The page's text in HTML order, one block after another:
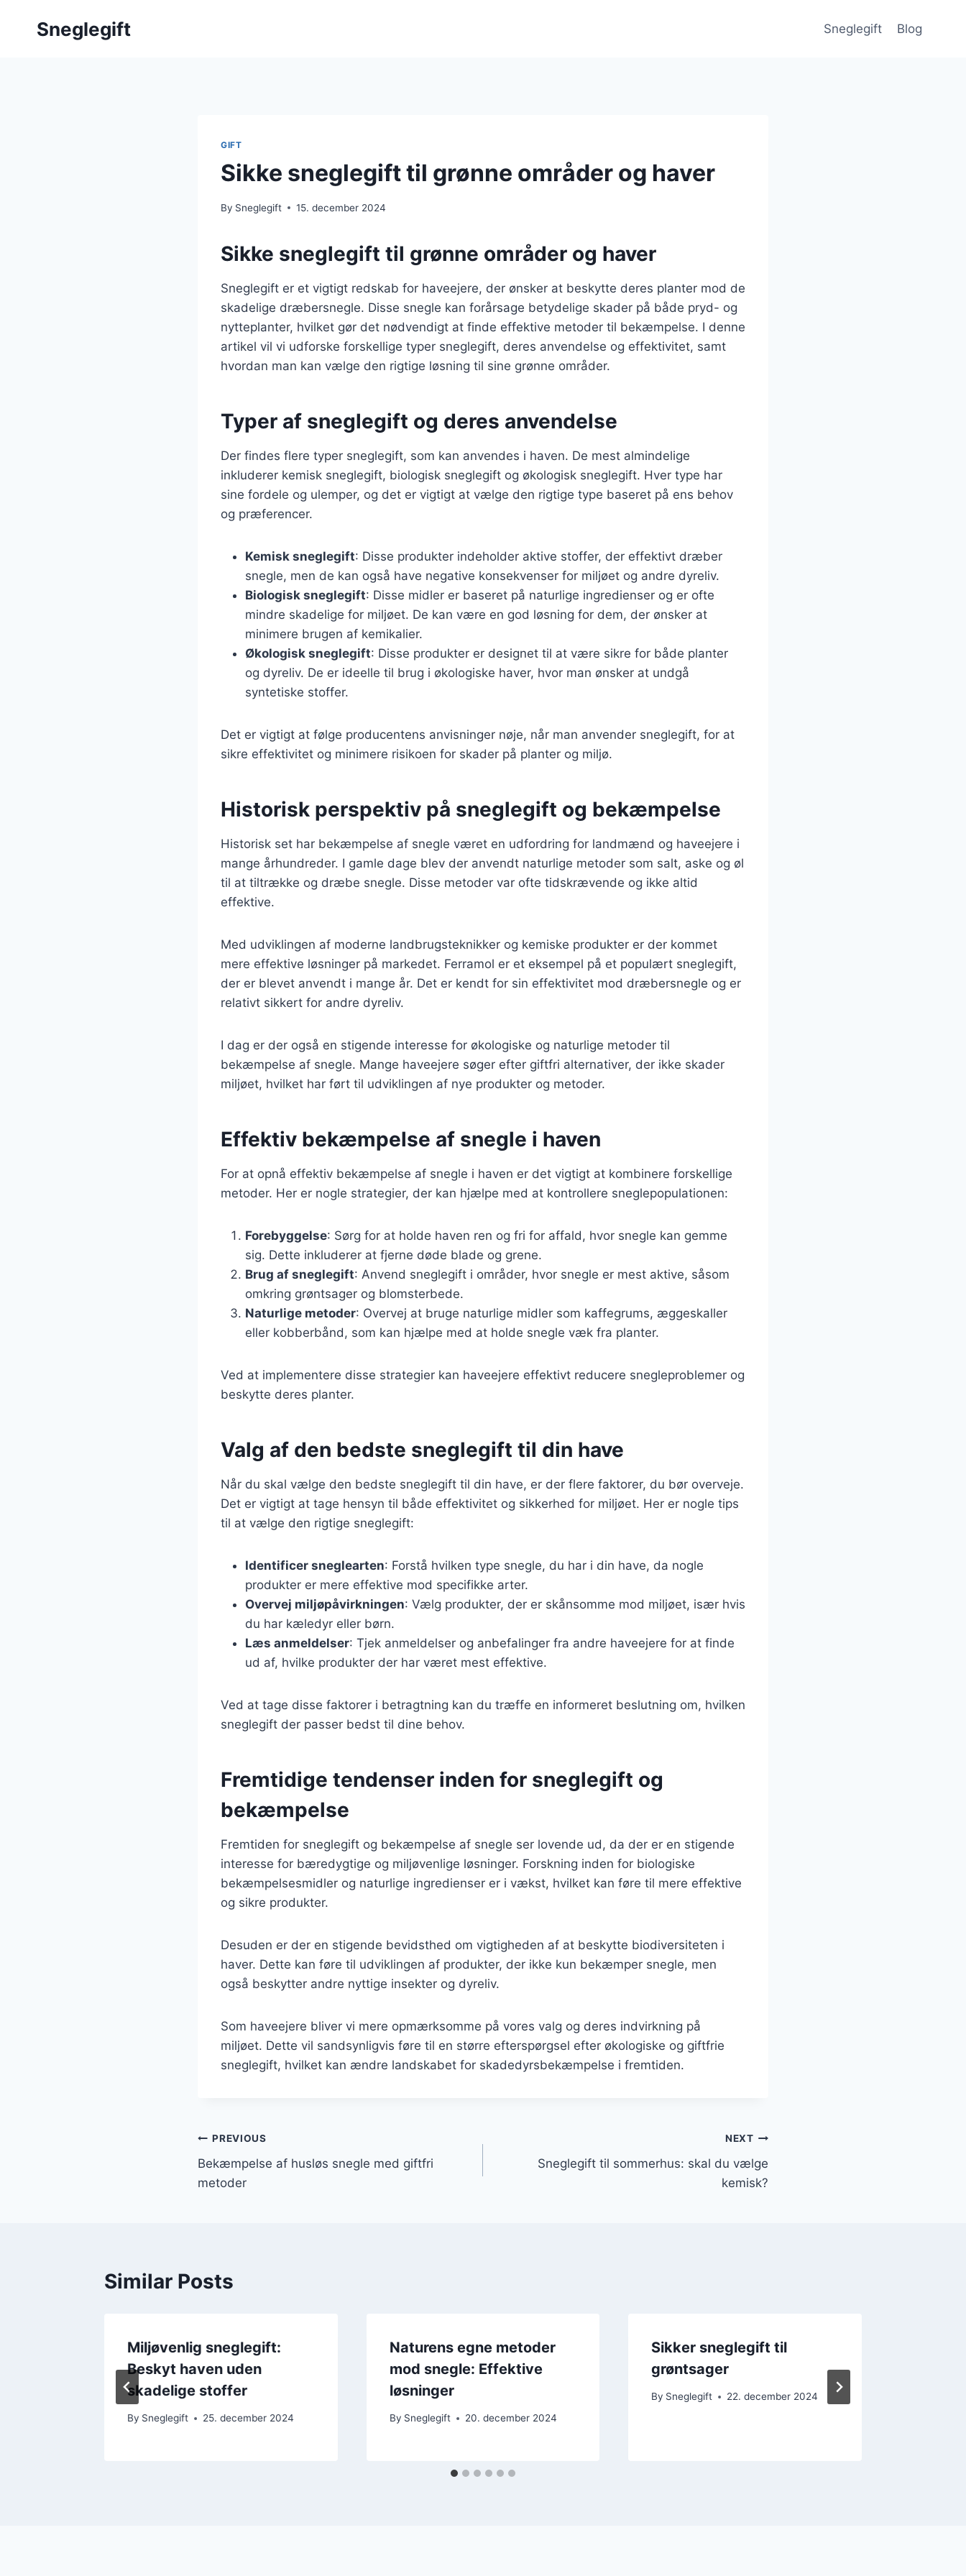
Sneglegift Sneglegift Blog
GIFT
Sikke sneglegift til grønne områder og haver
By Sneglegift 15. december 2024
Sikke sneglegift til grønne områder og haver
Sneglegift er et vigtigt redskab for haveejere, der ønsker at beskytte deres planter mod de
skadelige dræbersnegle. Disse snegle kan forårsage betydelige skader på både pryd- og
nytteplanter, hvilket gør det nødvendigt at finde effektive metoder til bekæmpelse. I denne
artikel vil vi udforske forskellige typer sneglegift, deres anvendelse og effektivitet, samt
hvordan man kan vælge den rigtige løsning til sine grønne områder.
Typer af sneglegift og deres anvendelse
Der findes flere typer sneglegift, som kan anvendes i haven. De mest almindelige
inkluderer kemisk sneglegift, biologisk sneglegift og økologisk sneglegift. Hver type har
sine fordele og ulemper, og det er vigtigt at vælge den rigtige type baseret på ens behov
og præferencer.
Kemisk sneglegift: Disse produkter indeholder aktive stoffer, der effektivt dræber
snegle, men de kan også have negative konsekvenser for miljøet og andre dyreliv.
Biologisk sneglegift: Disse midler er baseret på naturlige ingredienser og er ofte
mindre skadelige for miljøet. De kan være en god løsning for dem, der ønsker at
minimere brugen af kemikalier.
Økologisk sneglegift: Disse produkter er designet til at være sikre for både planter
og dyreliv. De er ideelle til brug i økologiske haver, hvor man ønsker at undgå
syntetiske stoffer.
Det er vigtigt at følge producentens anvisninger nøje, når man anvender sneglegift, for at
sikre effektivitet og minimere risikoen for skader på planter og miljø.
Historisk perspektiv på sneglegift og bekæmpelse
Historisk set har bekæmpelse af snegle været en udfordring for landmænd og haveejere i
mange århundreder. I gamle dage blev der anvendt naturlige metoder som salt, aske og øl
til at tiltrække og dræbe snegle. Disse metoder var ofte tidskrævende og ikke altid
effektive.
Med udviklingen af moderne landbrugsteknikker og kemiske produkter er der kommet
mere effektive løsninger på markedet. Ferramol er et eksempel på et populært sneglegift,
der er blevet anvendt i mange år. Det er kendt for sin effektivitet mod dræbersnegle og er
relativt sikkert for andre dyreliv.
I dag er der også en stigende interesse for økologiske og naturlige metoder til
bekæmpelse af snegle. Mange haveejere søger efter giftfri alternativer, der ikke skader
miljøet, hvilket har ført til udviklingen af nye produkter og metoder.
Effektiv bekæmpelse af snegle i haven
For at opnå effektiv bekæmpelse af snegle i haven er det vigtigt at kombinere forskellige
metoder. Her er nogle strategier, der kan hjælpe med at kontrollere sneglepopulationen:
Forebyggelse: Sørg for at holde haven ren og fri for affald, hvor snegle kan gemme
sig. Dette inkluderer at fjerne døde blade og grene.
Brug af sneglegift: Anvend sneglegift i områder, hvor snegle er mest aktive, såsom
omkring grøntsager og blomsterbede.
Naturlige metoder: Overvej at bruge naturlige midler som kaffegrums, æggeskaller
eller kobberbånd, som kan hjælpe med at holde snegle væk fra planter.
Ved at implementere disse strategier kan haveejere effektivt reducere snegleproblemer og
beskytte deres planter.
Valg af den bedste sneglegift til din have
Når du skal vælge den bedste sneglegift til din have, er der flere faktorer, du bør overveje.
Det er vigtigt at tage hensyn til både effektivitet og sikkerhed for miljøet. Her er nogle tips
til at vælge den rigtige sneglegift:
Identificer sneglearten: Forstå hvilken type snegle, du har i din have, da nogle
produkter er mere effektive mod specifikke arter.
Overvej miljøpåvirkningen: Vælg produkter, der er skånsomme mod miljøet, især hvis
du har kæledyr eller børn.
Læs anmeldelser: Tjek anmeldelser og anbefalinger fra andre haveejere for at finde
ud af, hvilke produkter der har været mest effektive.
Ved at tage disse faktorer i betragtning kan du træffe en informeret beslutning om, hvilken
sneglegift der passer bedst til dine behov.
Fremtidige tendenser inden for sneglegift og
bekæmpelse
Fremtiden for sneglegift og bekæmpelse af snegle ser lovende ud, da der er en stigende
interesse for bæredygtige og miljøvenlige løsninger. Forskning inden for biologiske
bekæmpelsesmidler og naturlige ingredienser er i vækst, hvilket kan føre til mere effektive
og sikre produkter.
Desuden er der en stigende bevidsthed om vigtigheden af at beskytte biodiversiteten i
haver. Dette kan føre til udviklingen af produkter, der ikke kun bekæmper snegle, men
også beskytter andre nyttige insekter og dyreliv.
Som haveejere bliver vi mere opmærksomme på vores valg og deres indvirkning på
miljøet. Dette vil sandsynligvis føre til en større efterspørgsel efter økologiske og giftfrie
sneglegift, hvilket kan ændre landskabet for skadedyrsbekæmpelse i fremtiden.
Indlægsnavigation
PREVIOUS
Bekæmpelse af husløs snegle med giftfri
metoder
NEXT
Sneglegift til sommerhus: skal du vælge
kemisk?
Similar Posts
Miljøvenlig sneglegift:
Beskyt haven uden
skadelige stoffer
By Sneglegift 25. december 2024
Naturens egne metoder
mod snegle: Effektive
løsninger
By Sneglegift 20. december 2024
Sikker sneglegift til
grøntsager
By Sneglegift 22. december 2024